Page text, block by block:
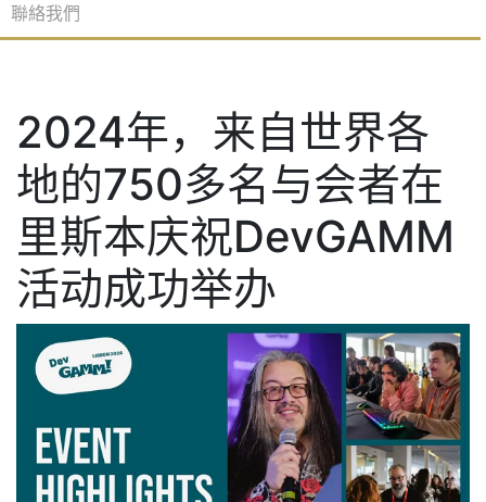
聯絡我們
2024年，来自世界各
地的750多名与会者在
里斯本庆祝DevGAMM
活动成功举办